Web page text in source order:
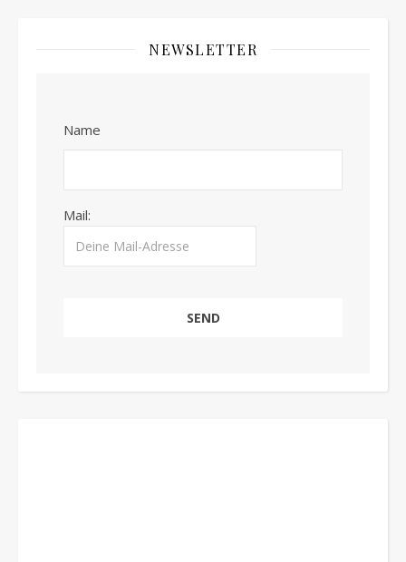
NEWSLETTER
Name
Mail: